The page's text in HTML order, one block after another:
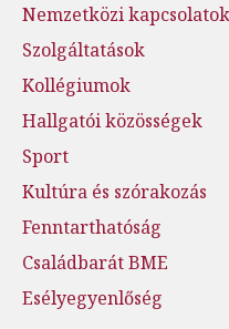
Nemzetközi
Szolgáltatások
Kollégiumok
Hallgatói közösségek
Sport
Kultúra és szórakozás
Fenntarthatóság
Családbarát BME
Esélyegyenlőség